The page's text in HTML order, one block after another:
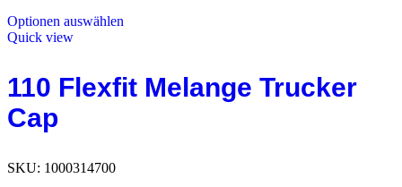
Optionen auswählen
Quick view
110 Flexfit Melange Trucker
Cap
SKU: 1000314700